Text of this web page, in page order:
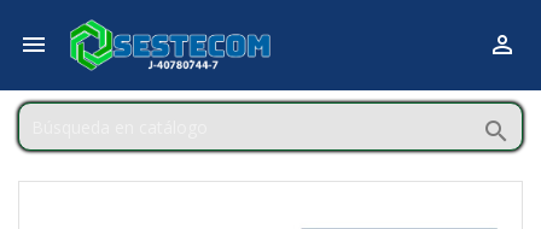
 
